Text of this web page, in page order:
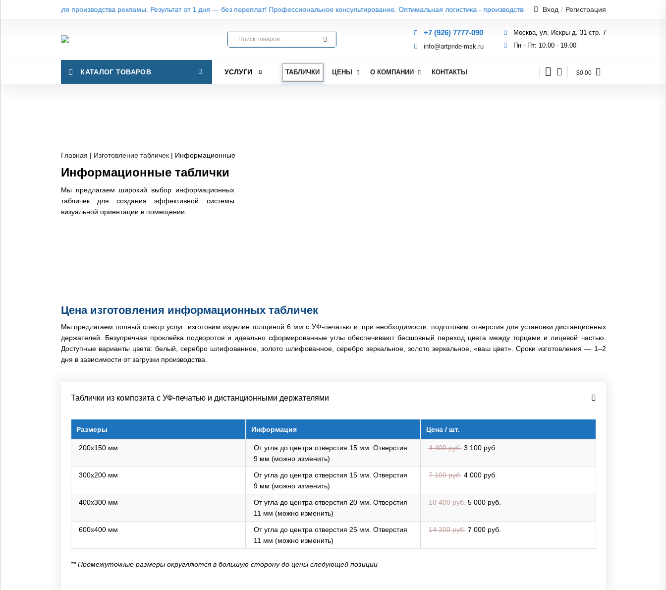
и печати для производства рекламы. Результат от 1 дня — без переплат! Профессиональное консультирование. Оптимальная логистика - производство находится в черте Москвы
Вход / Регистрация
+7 (926) 7777-090
info@artpride-msk.ru
Москва, ул. Искры д. 31 стр. 7
Пн - Пт: 10.00 - 19.00
КАТАЛОГ ТОВАРОВ УСЛУГИ ТАБЛИЧКИ ЦЕНЫ О КОМПАНИИ КОНТАКТЫ $0.00
Главная | Изготовление табличек| Информационные
Информационные таблички
Мы предлагаем широкий выбор информационных
табличек для создания эффективной системы
визуальной ориентации в помещении.
Цена изготовления информационных табличек
Мы предлагаем полный спектр услуг: изготовим изделие толщиной 6 мм с УФ-печатью и, при необходимости, подготовим отверстия для установки дистанционных
держателей. Безупречная проклейка подворотов и идеально сформированные углы обеспечивают бесшовный переход цвета между торцами и лицевой частью.
Доступные варианты цвета: белый, серебро шлифованное, золото шлифованное, серебро зеркальное, золото зеркальное, «ваш цвет». Сроки изготовления — 1–2
дня в зависимости от загрузки производства.
Таблички из композита с УФ-печатью и дистанционными держателями
Размеры Информация Цена / шт.
200х150 мм
От угла до центра отверстия 15 мм. Отверстия
9 мм (можно изменить)
4 400 руб.3 100 руб.
300х200 мм
От угла до центра отверстия 15 мм. Отверстия
9 мм (можно изменить)
7 100 руб.4 000 руб.
400х300 мм
От угла до центра отверстия 20 мм. Отверстия
11 мм (можно изменить)
10 400 руб.5 000 руб.
600х400 мм
От угла до центра отверстия 25 мм. Отверстия
11 мм (можно изменить)
14 300 руб.7 000 руб.
** Промежуточные размеры округляются в большую сторону до цены следующей позиции